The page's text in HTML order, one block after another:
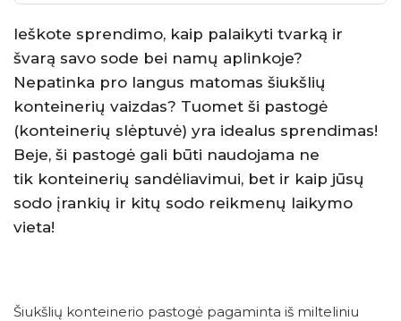
Ieškote sprendimo, kaip palaikyti tvarką ir
švarą savo sode bei namų aplinkoje?
Nepatinka pro langus matomas šiukšlių
konteinerių vaizdas? Tuomet ši pastogė
(konteinerių slėptuvė) yra idealus sprendimas!
Beje, ši pastogė gali būti naudojama ne
tik konteinerių sandėliavimui, bet ir kaip jūsų
sodo įrankių ir kitų sodo reikmenų laikymo
vieta!
Šiukšlių konteinerio pastogė pagaminta iš milteliniu